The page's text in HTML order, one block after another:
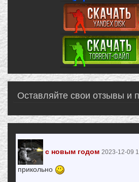
Оставляйте свои отзывы и
с новым годом 2023-12-09
прикольно